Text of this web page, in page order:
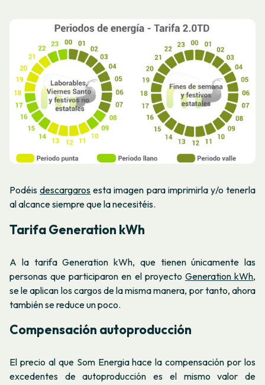
Podéisdescargaros esta imagen para imprimirla y/o tenerla
al alcance siempre que la necesitéis.
Tarifa Generation kWh
A la tarifa Generation kWh, que tienen únicamente las
personas que participaron en el proyecto Generation kWh,
se le aplican los cargos de la misma manera, por tanto, ahora
también se reduce un poco.
Compensación autoproducción
El precio al que Som Energia hace la compensación por los
excedentes de autoproducción es el mismo valor de